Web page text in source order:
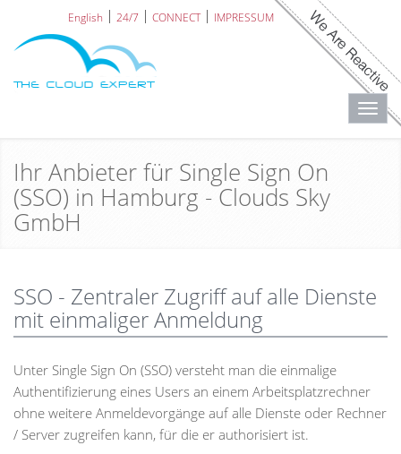
English 24/7 CONNECT IMPRESSUM
Ihr Anbieter für Single Sign On
(SSO) in Hamburg - Clouds Sky
GmbH
SSO - Zentraler Zugriff auf alle Dienste
mit einmaliger Anmeldung
Unter Single Sign On (SSO) versteht man die einmalige
Authentifizierung eines Users an einem Arbeitsplatzrechner
ohne weitere Anmeldevorgänge auf alle Dienste oder Rechner
/ Server zugreifen kann, für die er authorisiert ist.